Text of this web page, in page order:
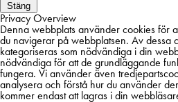
Stäng
Privacy Overview
Denna webbplats använder cookies för
du navigerar på webbplatsen. Av dessa
kategoriseras som nödvändiga i din
nödvändiga för att de grundläggande
fungera. Vi använder även
analysera och förstå hur du använder
kommer endast att lagras i din